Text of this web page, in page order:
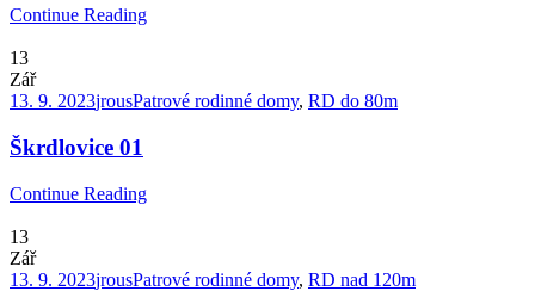
Continue Reading
13
Zář
13. 9. 2023jrousPatrové rodinné domy, RD do 80m
Škrdlovice 01
Continue Reading
13
Zář
13. 9. 2023jrousPatrové rodinné domy, RD nad 120m